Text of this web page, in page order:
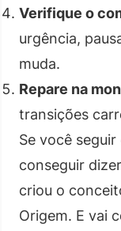
Verifique o
urgência,
muda.
Repare na
transições
Se você
conseguir
criou o
Origem. E vai